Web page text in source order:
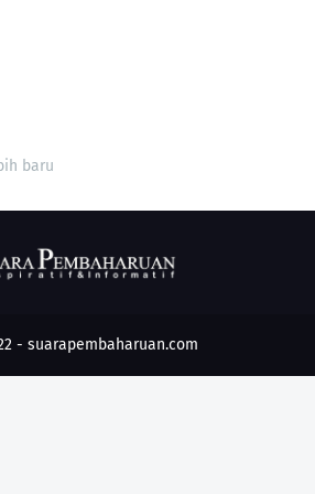
baru
- suarapembaharuan.com